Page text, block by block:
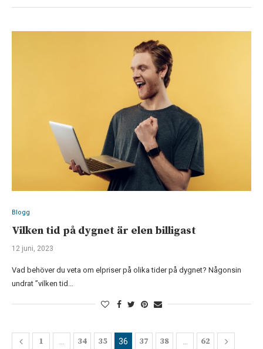
Blogg
Vilken tid på dygnet är elen billigast
12 juni, 2023
Vad behöver du veta om elpriser på olika tider på dygnet? Någonsin
undrat ”vilken tid…
1 34 35 36 37 38 62